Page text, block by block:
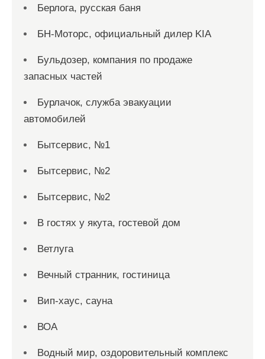
Берлога, русская баня
БН-Моторс, официальный дилер KIA
Бульдозер, компания по продаже
запасных частей
Бурлачок, служба эвакуации
автомобилей
Бытсервис, №1
Бытсервис, №2
Бытсервис, №2
В гостях у якута, гостевой дом
Ветлуга
Вечный странник, гостиница
Вип-хаус, сауна
ВОА
Водный мир, оздоровительный комплекс